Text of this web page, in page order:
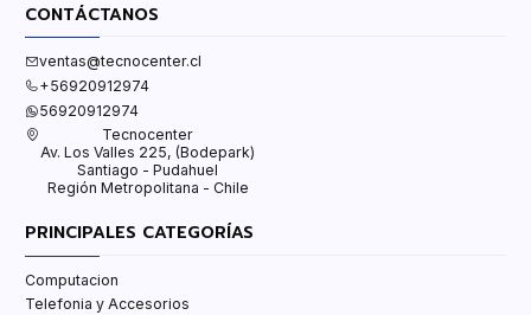
CONTÁCTANOS
ventas@tecnocenter.cl
+56920912974
56920912974
Tecnocenter
Av. Los Valles 225, (Bodepark)
Santiago - Pudahuel
Región Metropolitana - Chile
PRINCIPALES CATEGORÍAS
Computacion
Telefonia y Accesorios